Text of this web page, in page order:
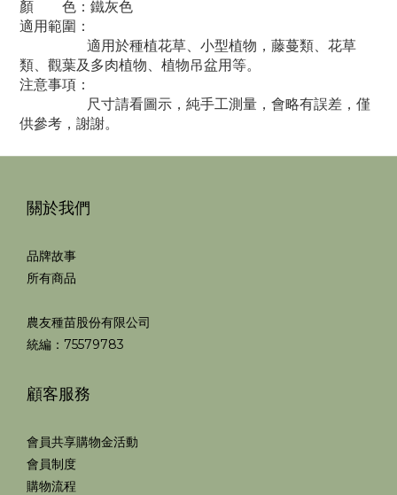
顏 色：鐵灰色
適用範圍：
適用於種植花草、小型植物， 藤蔓類、花草
類、觀葉及多肉植物、植物吊盆用等。
注意事項：
尺寸請看圖示，純手工測量， 會略有誤差，僅
供參考，謝謝。
關於我們
品牌故事
所有商品
農友種苗股份有限公司
統編：75579783
顧客服務
會員共享購物金活動
會員制度
購物流程